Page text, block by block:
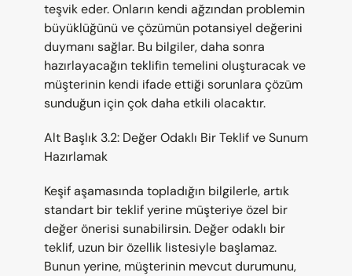
teşvik eder. Onların kendi ağzından problemin
büyüklüğünü ve çözümün potansiyel değerini
duymanı sağlar. Bu bilgiler, daha sonra
hazırlayacağın teklifin temelini oluşturacak ve
müşterinin kendi ifade ettiği sorunlara çözüm
sunduğun için çok daha etkili olacaktır.
Alt Başlık 3.2: Değer Odaklı Bir Teklif ve Sunum
Hazırlamak
Keşif aşamasında topladığın bilgilerle, artık
standart bir teklif yerine müşteriye özel bir
değer önerisi sunabilirsin. Değer odaklı bir
teklif, uzun bir özellik listesiyle başlamaz.
Bunun yerine, müşterinin mevcut durumunu,